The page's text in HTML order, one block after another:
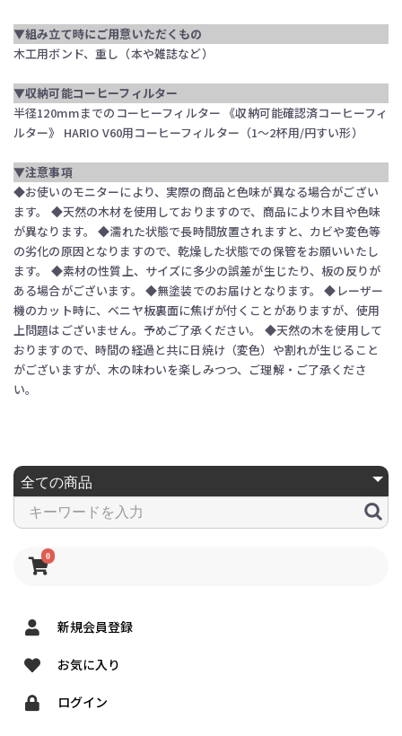
0
新規会員登録
お気に入り
ログイン
▼組み立て時にご用意いただくもの
木工用ボンド、重し（本や雑誌など）
▼収納可能コーヒーフィルター
半径120mmまでのコーヒーフィルター 《収納可能確認済コーヒーフィ
ルター》 HARIO V60用コーヒーフィルター（1～2杯用/円すい形）
▼注意事項
◆お使いのモニターにより、実際の商品と色味が異なる場合がござい
ます。 ◆天然の木材を使用しておりますので、商品により木目や色味
が異なります。 ◆濡れた状態で長時間放置されますと、カビや変色等
の劣化の原因となりますので、乾燥した状態での保管をお願いいたし
ます。 ◆素材の性質上、サイズに多少の誤差が生じたり、板の反りが
ある場合がございます。 ◆無塗装でのお届けとなります。 ◆レーザー
機のカット時に、ベニヤ板裏面に焦げが付くことがありますが、使用
上問題はございません。予めご了承ください。 ◆天然の木を使用して
おりますので、時間の経過と共に日焼け（変色）や割れが生じること
がございますが、木の味わいを楽しみつつ、ご理解・ご了承くださ
い。